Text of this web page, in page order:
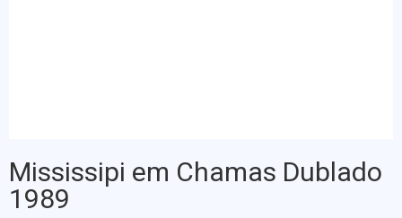
Mississipi em Chamas Dublado
1989